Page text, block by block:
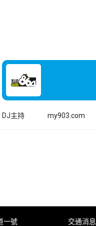
DJ主持 my903.com
一號 交通消息